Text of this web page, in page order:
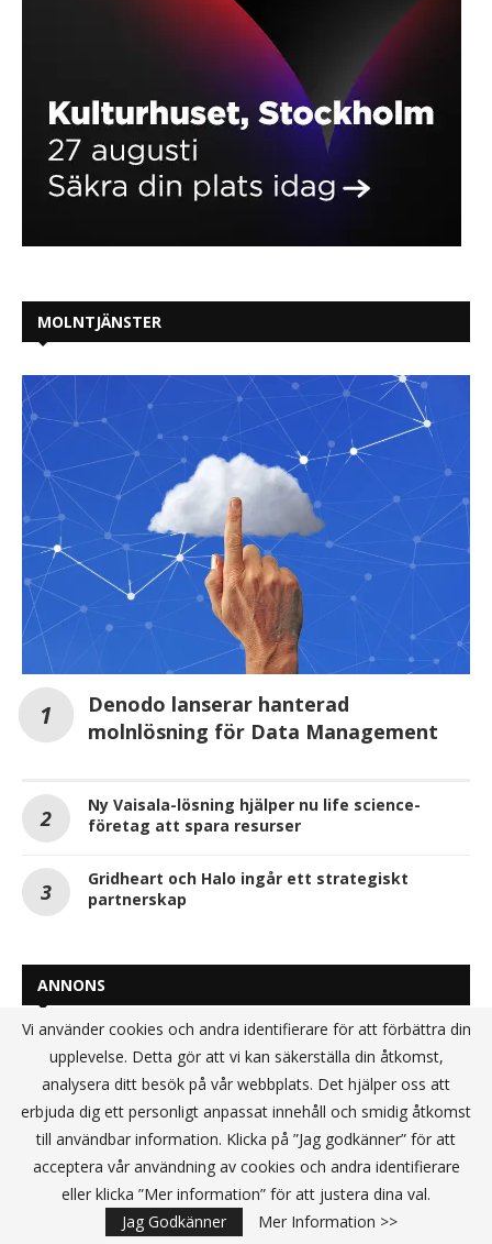
MOLNTJÄNSTER
Denodo lanserar hanterad
molnlösning för Data Management
Ny Vaisala-lösning hjälper nu life science-
företag att spara resurser
Gridheart och Halo ingår ett strategiskt
partnerskap
ANNONS
Vi använder cookies och andra identifierare för att förbättra din
upplevelse. Detta gör att vi kan säkerställa din åtkomst,
analysera ditt besök på vår webbplats. Det hjälper oss att
erbjuda dig ett personligt anpassat innehåll och smidig åtkomst
till användbar information. Klicka på ”Jag godkänner” för att
acceptera vår användning av cookies och andra identifierare
eller klicka ”Mer information” för att justera dina val.
Jag Godkänner
Mer Information >>